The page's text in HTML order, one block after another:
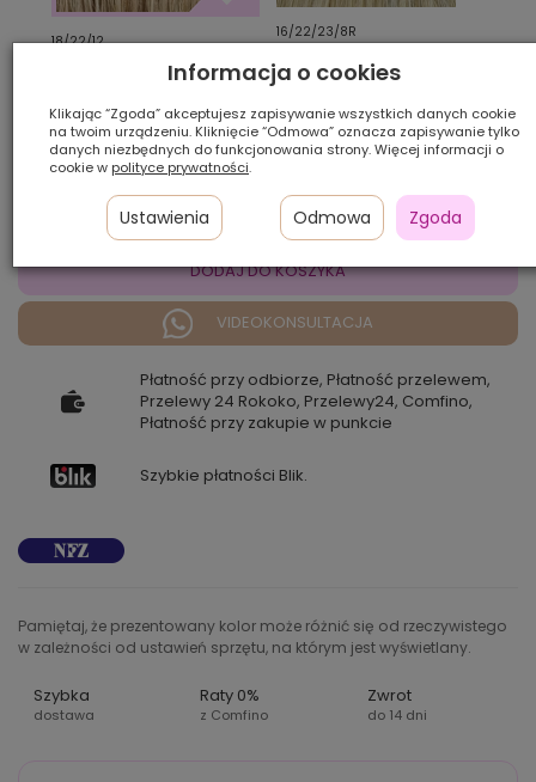
18/22/12
16/22/23/8R
Ilość szt.:
DODAJ DO KOSZYKA
VIDEOKONSULTACJA
Płatność przy odbiorze, Płatność przelewem,
Przelewy 24 Rokoko, Przelewy24, Comfino,
Płatność przy zakupie w punkcie
Szybkie płatności Blik.
Pamiętaj, że prezentowany kolor może różnić się od rzeczywistego
w zależności od ustawień sprzętu, na którym jest wyświetlany.
Szybka
dostawa
Raty 0%
z Comfino
Zwrot
do 14 dni
Informacja o cookies
Klikając “Zgoda” akceptujesz zapisywanie wszystkich danych cookie
na twoim urządzeniu. Kliknięcie “Odmowa” oznacza zapisywanie tylko
danych niezbędnych do funkcjonowania strony. Więcej informacji o
cookie w polityce prywatności.
Ustawienia Odmowa Zgoda